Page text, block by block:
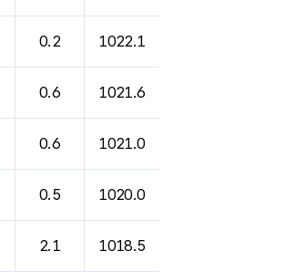
0.2 1022.1
0.6 1021.6
0.6 1021.0
0.5 1020.0
2.1 1018.5